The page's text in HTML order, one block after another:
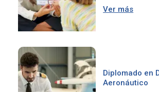
Ver más
Diplomado en
Aeronáutico